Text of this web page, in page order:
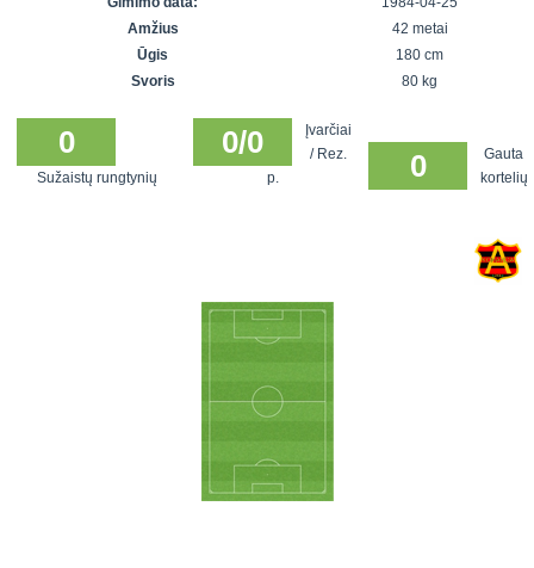
SFL rudens
Snaigės taurė
čempionatas
Vilnius
Amžius
42 metai
Ūgis
180 cm
Svoris
80 kg
0
Sužaistų rungtynių
0/0
Įvarčiai
/ Rez.
p.
0
Gauta
kortelių